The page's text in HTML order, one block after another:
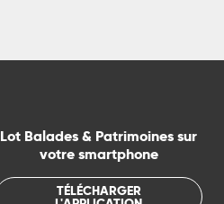
Lot Balades & Patrimoines sur
votre smartphone
TÉLÉCHARGER